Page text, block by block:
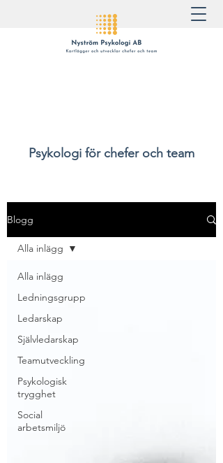
Psykologi för chefer och team
Blogg
Alla inlägg
Ledningsgrupp
Ledarskap
Självledarskap
Teamutveckling
Psykologisk
trygghet
Social
arbetsmiljö
Alla inlägg